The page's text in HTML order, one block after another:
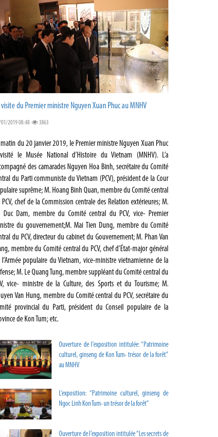
du Premier ministre Nguyen Xuan Phuc au MNHV
2019 08:48 3863
du 20 janvier 2019, le Premier ministre Nguyen Xuan Phuc
le Musée National d’Histoire du Vietnam (MNHV). L’a
des camarades Nguyen Hoa Binh, secrétaire du Comité
du Parti communiste du Vietnam (PCV), président de la Cour
suprême; M. Hoang Binh Quan, membre du Comité central
chef de la Commission centrale des Relation extérieures; M.
Duc Dam, membre du Comité central du PCV, vice- Premier
du gouvernement;M. Mai Tien Dung, membre du Comité
du PCV, directeur du cabinet du Gouvernement; M. Phan Van
membre du Comité central du PCV, chef d’État-major général
l’Armée populaire du Vietnam, vice-ministre vietnamienne de la
M. Le Quang Tung, membre suppléant du Comité central du
vice- ministre de la Culture, des Sports et du Tourisme; M.
Van Hung, membre du Comité central du PCV, secrétaire du
provincial du Parti, président du Conseil populaire de la
de Kon Tum; etc.
Ouverture de l’exposition intitulée: “Patrimoine
culturel, ginseng de Kon Tum- trésor de la forêt”
au MNHV
L’exposition: “Patrimoine culturel, ginseng de
Ngoc Linh Kon Tum- un trésor de la forêt”
Ouverture de l’exposition intitulée “Les secrets de